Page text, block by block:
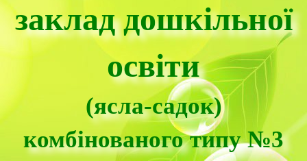
заклад дошкільної
освіти
(ясла-садок)
комбінованого типу №3